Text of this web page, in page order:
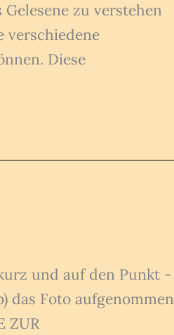
zu verstehen
verschiedene
Diese
und auf den Punkt -
das Foto aufgenommen
ZUR